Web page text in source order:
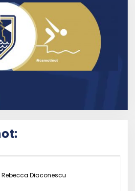
Rebecca Diaconescu